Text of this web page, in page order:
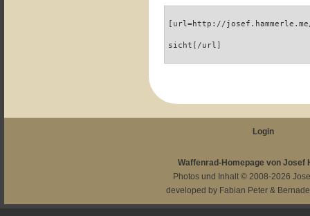
[url=http://
sicht[/url]
Login
Waffenrad-Homepage von Josef
Photos und Inhalt © 2008-2026
developed by Fabian Peter &